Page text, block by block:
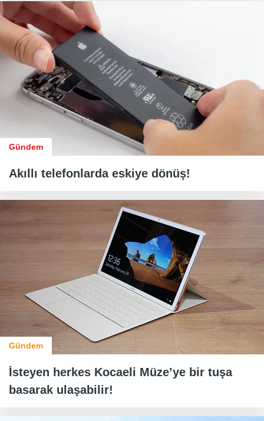
Gündem
Akıllı telefonlarda eskiye dönüş!
Gündem
İsteyen herkes Kocaeli Müze’ye bir tuşa
basarak ulaşabilir!